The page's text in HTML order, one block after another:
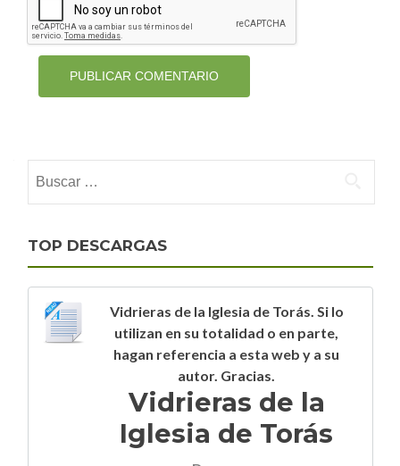
TOP DESCARGAS
Vidrieras de la Iglesia de Torás. Si lo
utilizan en su totalidad o en parte,
hagan referencia a esta web y a su
autor. Gracias.
Vidrieras de la
Iglesia de Torás